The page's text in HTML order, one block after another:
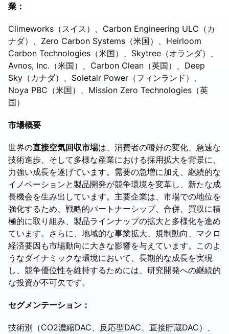
業：
Climeworks（スイス）、Carbon Engineering ULC（カ
ナダ）、Zero Carbon Systems（米国）、Heirloom
Carbon Technologies（米国）、Skytree（オランダ）、
Avnos, Inc.（米国）、Carbon Clean（英国）、Deep
Sky（カナダ）、Soletair Power（フィンランド）、
Noya PBC（米国）、Mission Zero Technologies（英
国）
市場概要
世界の直接空気回収市場は、消費者の嗜好の変化、急速な
技術進歩、そして多様な産業における採用拡大を背景に、
力強い成長を遂げています。需要の急増に加え、継続的な
イノベーションと製品開発が競争環境を変革し、新たな成
長機会を生み出しています。主要企業は、市場での地位を
強化するため、戦略的パートナーシップ、合併、買収に積
極的に取り組み、製品ラインナップの拡大と多様化を進め
ています。さらに、地域的な事業拡大、規制動向、マクロ
経済要因も市場動向に大きな影響を与えています。このよ
うなダイナミックな環境において、長期的な成長を実現
し、競争優位性を維持するためには、研究開発への継続的
な投資が不可欠です。
セグメンテーション：
技術別（CO2濃縮DAC、反応型DAC、直接貯蔵DAC）、